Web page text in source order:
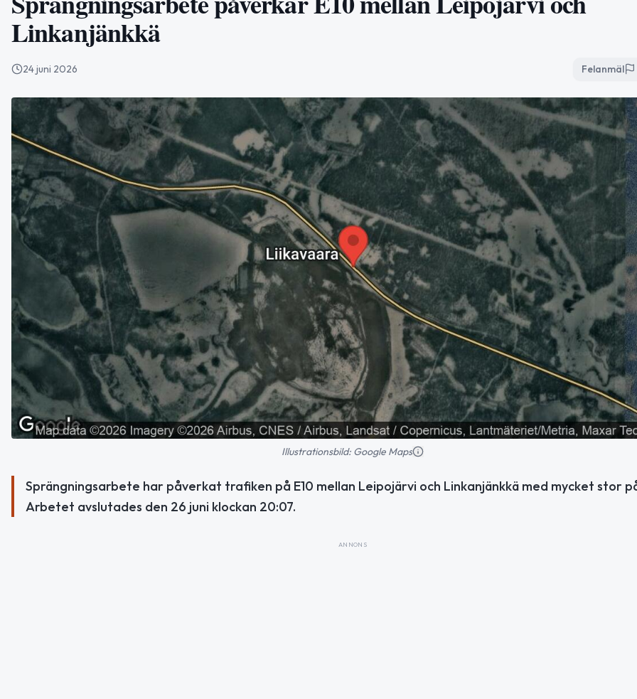
Linkanjänkkä
24 juni 2026 Felanmäl
Illustrationsbild: Google Maps
Sprängningsarbete har påverkat trafiken på E10 mellan Leipojärvi och Linkanjänkkä med mycket stor
Arbetet avslutades den 26 juni klockan 20:07.
ANNONS